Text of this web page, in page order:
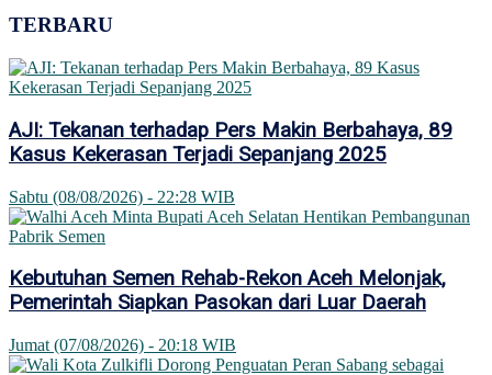
TERBARU
AJI: Tekanan terhadap Pers Makin Berbahaya, 89
Kasus Kekerasan Terjadi Sepanjang 2025
Sabtu (08/08/2026) - 22:28 WIB
Kebutuhan Semen Rehab-Rekon Aceh Melonjak,
Pemerintah Siapkan Pasokan dari Luar Daerah
Jumat (07/08/2026) - 20:18 WIB